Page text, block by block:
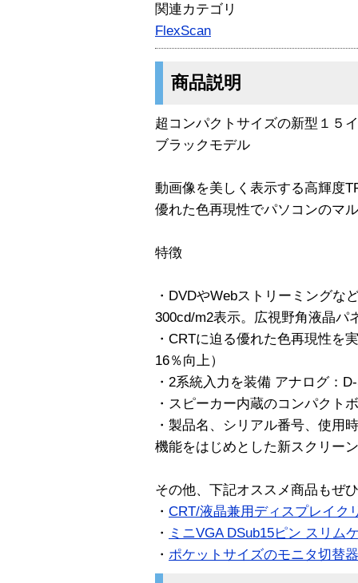
関連カテゴリ
FlexScan
商品説明
超コンパクトサイズの新型１５
ブラックモデル
動画像を美しく表示する高輝度
優れた色再現性でパソコンのマ
特徴
・DVDやWebストリーミングな
300cd/m2表示。広視野角液晶パ
・CRTに迫る優れた色再現性を
16％向上）
・2系統入力を装備 アナログ：
・スピーカー内蔵のコンパクト
・製品名、シリアル番号、使用
機能をはじめとした新スクリー
その他、下記オススメ商品もぜ
・ CRT/液晶兼用ディスプレイク
・ ミニVGA DSub15ピン スリム
・ ポケットサイズのモニタ切替器